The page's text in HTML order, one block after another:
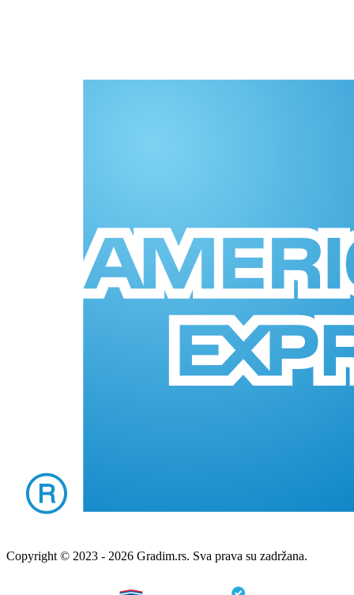
Copyright © 2023 - 2026 Gradim.rs. Sva prava su zadržana.